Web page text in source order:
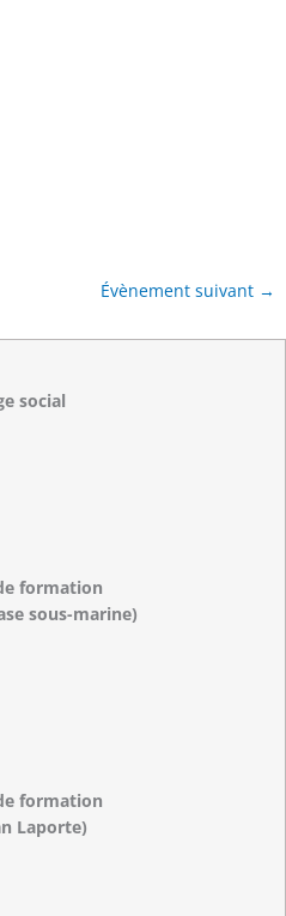
Évènement suivant →
social
formation
sous-marine)
formation
Laporte)